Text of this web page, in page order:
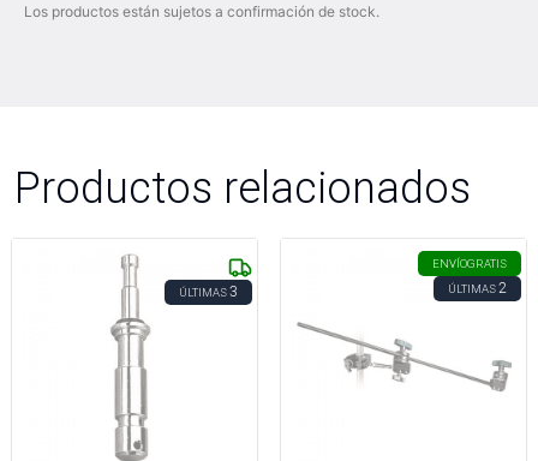
Los productos están sujetos a confirmación de stock.
Productos relacionados
ÚLTIMAS3
ENVÍOGRATIS
ÚLTIMAS2